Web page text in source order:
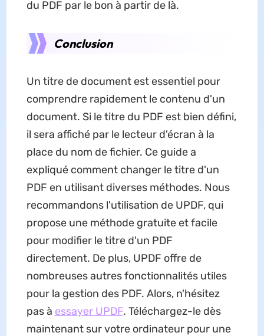
du PDF par le bon à partir de là.
Conclusion
Un titre de document est essentiel pour
comprendre rapidement le contenu d'un
document. Si le titre du PDF est bien défini,
il sera affiché par le lecteur d'écran à la
place du nom de fichier. Ce guide a
expliqué comment changer le titre d'un
PDF en utilisant diverses méthodes. Nous
recommandons l'utilisation de UPDF, qui
propose une méthode gratuite et facile
pour modifier le titre d'un PDF
directement. De plus, UPDF offre de
nombreuses autres fonctionnalités utiles
pour la gestion des PDF. Alors, n'hésitez
pas à essayer UPDF. Téléchargez-le dès
maintenant sur votre ordinateur pour une